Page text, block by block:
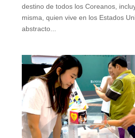
destino de todos los Coreanos,
misma, quien vive en los Estados
abstracto...